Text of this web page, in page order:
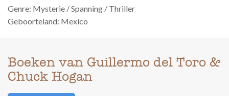
Genre: Mysterie / Spanning / Thriller
Geboorteland: Mexico
Boeken van Guillermo del Toro &
Chuck Hogan